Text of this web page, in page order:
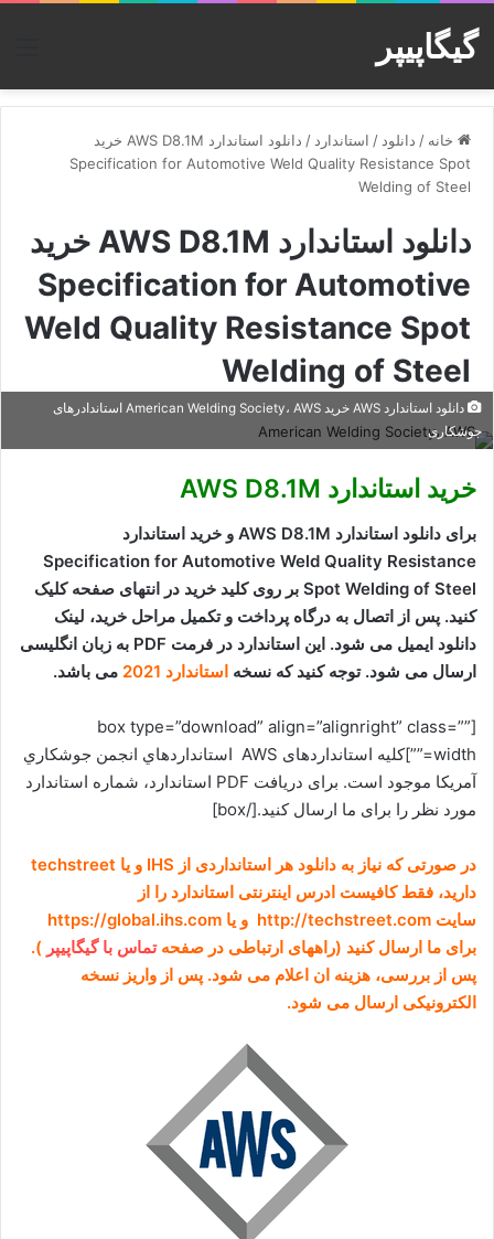
گیگاپیپر
خانه / دانلود / استاندارد /
دانلود استاندارد AWS D8.1M خرید
Specification for Automotive Weld Quality Resistance Spot
Welding of Steel
دانلود استاندارد AWS D8.1M خرید
Specification for Automotive
Weld Quality Resistance Spot
Welding of Steel
دانلود استاندارد AWS خرید American Welding Society، AWS استاندادرهای
جوشکاری
خرید استاندارد AWS D8.1M
برای دانلود استاندارد AWS D8.1M و خرید استاندارد
Specification for Automotive Weld Quality Resistance
Spot Welding of Steel بر روی کلید خرید در انتهای صفحه کلیک
کنید. پس از اتصال به درگاه پرداخت و تکمیل مراحل خرید، لینک
دانلود ایمیل می شود. این استاندارد در فرمت PDF به زبان انگلیسی
ارسال می شود. توجه کنید که نسخه استاندارد 2021 می باشد.
[box type=”download” align=”alignright” class=””
width=””]کلیه استانداردهای AWS استانداردهاي انجمن جوشکاري
آمريکا موجود است. برای دریافت PDF استاندارد، شماره استاندارد
مورد نظر را برای ما ارسال کنید.[/box]
در صورتی که نیاز به دانلود هر استانداردی از IHS و یا techstreet
دارید، فقط کافیست ادرس اینترنتی استاندارد را از
سایت http://techstreet.com و یا https://global.ihs.com
برای ما ارسال کنید (راههای ارتباطی در صفحهتماس با گیگاپیپر ).
پس از بررسی، هزینه ان اعلام می شود. پس از واریز نسخه
الکترونیکی ارسال می شود.